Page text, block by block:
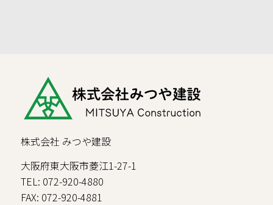
株式会社 みつや建設
大阪府東大阪市菱江1-27-1
TEL: 072-920-4880
FAX: 072-920-4881